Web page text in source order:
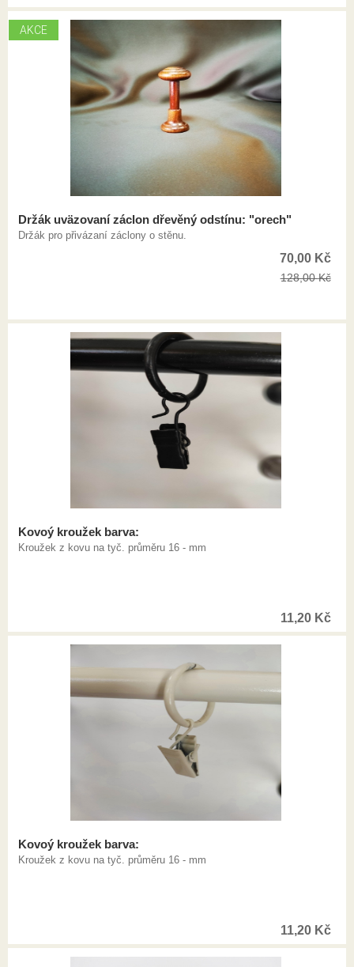
AKCE
Držák uväzovaní záclon dřevěný odstínu: "orech"
Držák pro přivázaní záclony o stěnu.
70,00 Kč
128,00Kč
Kovoý kroužek barva:
Kroužek z kovu na tyč. průměru 16 - mm
11,20 Kč
Kovoý kroužek barva:
Kroužek z kovu na tyč. průměru 16 - mm
11,20 Kč